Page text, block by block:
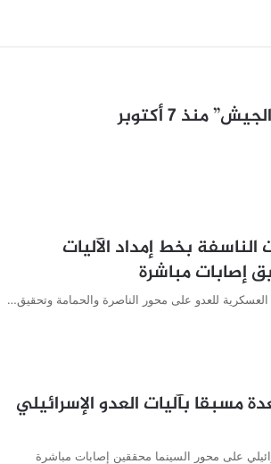
بخط إمداد الآليات
إصابات مباشرة
للعدو على محور الناصرة والحمامة وتحقيق…
بآليات العدو الإسرائيلي
على محور السينما محققين إصابات مباشرة